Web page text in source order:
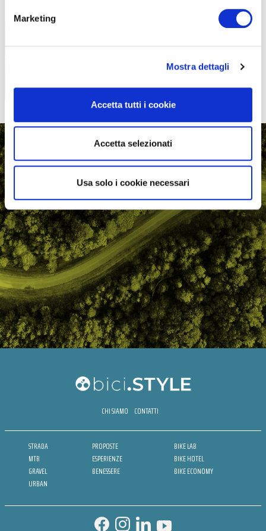
Marketing
Mostra dettagli
Accetta tutti i cookie
Accetta selezionati
Usa solo i cookie necessari
CHI SIAMO CONTATTI
STRADA
MTB
GRAVEL
URBAN
PROPOSTE
ESPERIENZE
BENESSERE
BIKE LAB
BIKE HOTEL
BIKE ECONOMY